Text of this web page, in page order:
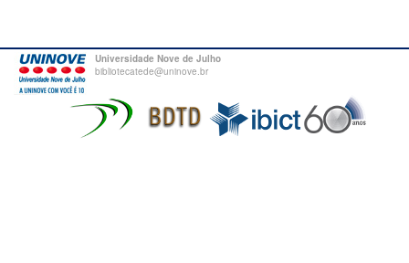
Universidade Nove de Julho
bibliotecatede@uninove.br